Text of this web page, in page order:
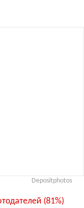
Depositphotos
(81%)